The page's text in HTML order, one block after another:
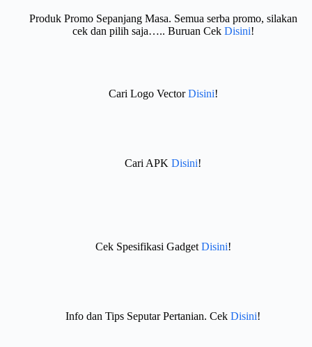
Produk Promo Sepanjang Masa. Semua serba promo, silakan
cek dan pilih saja….. Buruan Cek Disini!
Cari Logo VectorDisini!
Cari APK Disini!
Cek Spesifikasi GadgetDisini!
Info dan Tips Seputar Pertanian. Cek Disini!